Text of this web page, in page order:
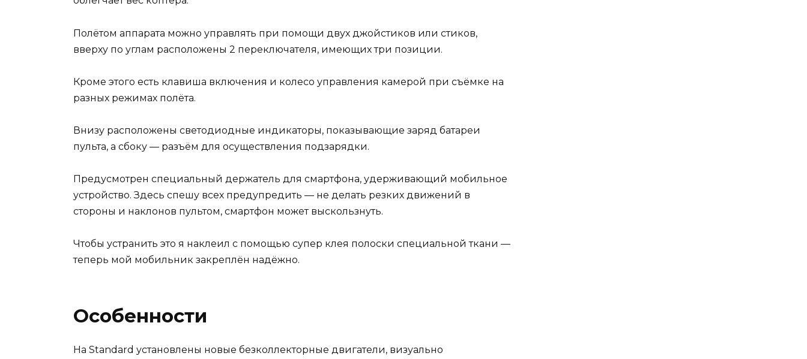
Полётом аппарата можно управлять при помощи двух джойстиков или стиков,
вверху по углам расположены 2 переключателя, имеющих три позиции.
Кроме этого есть клавиша включения и колесо управления камерой при съёмке на
разных режимах полёта.
Внизу расположены светодиодные индикаторы, показывающие заряд батареи
пульта, а сбоку — разъём для осуществления подзарядки.
Предусмотрен специальный держатель для смартфона, удерживающий мобильное
устройство. Здесь спешу всех предупредить — не делать резких движений в
стороны и наклонов пультом, смартфон может выскользнуть.
Чтобы устранить это я наклеил с помощью супер клея полоски специальной ткани —
теперь мой мобильник закреплён надёжно.
Особенности
На Standard установлены новые безколлекторные двигатели, визуально